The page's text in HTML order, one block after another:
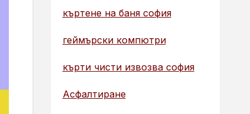
къртене на баня софия
геймърски компютри
кърти чисти извозва софия
Асфалтиране